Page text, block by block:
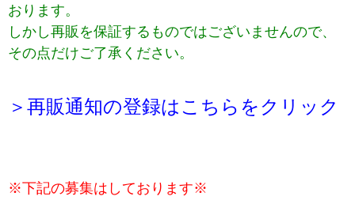
おります。
しかし再販を保証するものではございませんので、
その点だけご了承ください。
＞再販通知の登録はこちらをクリック
※下記の募集はしております※